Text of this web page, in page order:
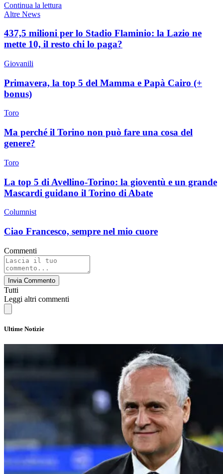
Continua la lettura
Altre News
437,5 milioni per lo Stadio Flaminio: la Lazio ne
mette 10, il resto chi lo paga?
Giovanili
Primavera, la top 5 del Mamma e Papà Cairo (+
bonus)
Toro
Ma perché il Torino non può fare una cosa del
genere?
Toro
La top 5 di Avellino-Torino: la gioventù e un grande
Mascardi guidano il Torino di Abate
Columnist
Ciao Francesco, sempre nel mio cuore
Commenti
Invia Commento
Tutti
Leggi altri commenti
Ultime Notizie